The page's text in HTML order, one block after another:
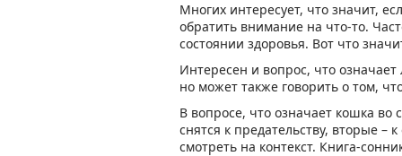
Многих интересует, что значит,
обратить внимание на что-то.
состоянии здоровья. Вот что
Интересен и вопрос, что означает
но может также говорить о том,
В вопросе, что означает кошка во
снятся к предательству, вторые –
смотреть на контекст. Книга-